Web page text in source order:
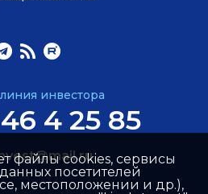
инвестора
4 25 85
файлы cookies, сервисы
посетителей
местоположении и др.),